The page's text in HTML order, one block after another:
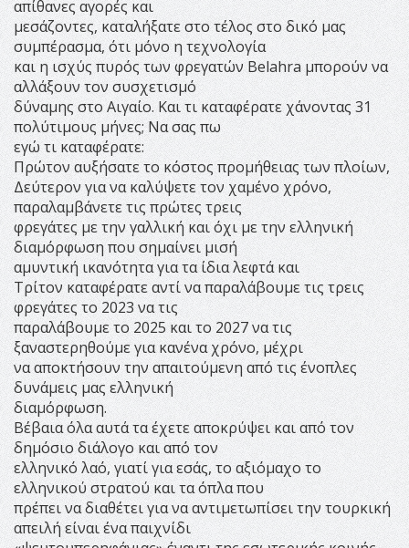
απίθανες αγορές και
μεσάζοντες, καταλήξατε στο τέλος στο δικό μας
συμπέρασμα, ότι μόνο η τεχνολογία
και η ισχύς πυρός των φρεγατών Belahra μπορούν να
αλλάξουν τον συσχετισμό
δύναμης στο Αιγαίο. Και τι καταφέρατε χάνοντας 31
πολύτιμους μήνες; Να σας πω
εγώ τι καταφέρατε:
Πρώτον αυξήσατε το κόστος προμήθειας των πλοίων,
Δεύτερον για να καλύψετε τον χαμένο χρόνο,
παραλαμβάνετε τις πρώτες τρεις
φρεγάτες με την γαλλική και όχι με την ελληνική
διαμόρφωση που σημαίνει μισή
αμυντική ικανότητα για τα ίδια λεφτά και
Τρίτον καταφέρατε αντί να παραλάβουμε τις τρεις
φρεγάτες το 2023 να τις
παραλάβουμε το 2025 και το 2027 να τις
ξαναστερηθούμε για κανένα χρόνο, μέχρι
να αποκτήσουν την απαιτούμενη από τις ένοπλες
δυνάμεις μας ελληνική
διαμόρφωση.
Βέβαια όλα αυτά τα έχετε αποκρύψει και από τον
δημόσιο διάλογο και από τον
ελληνικό λαό, γιατί για εσάς, το αξιόμαχο το
ελληνικού στρατού και τα όπλα που
πρέπει να διαθέτει για να αντιμετωπίσει την τουρκική
απειλή είναι ένα παιχνίδι